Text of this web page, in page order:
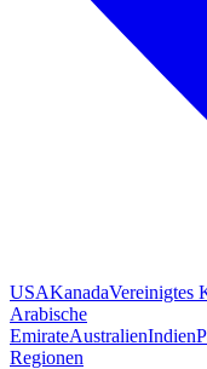
USAKanadaVereinigtes
Arabische
EmirateAustralienIndien
Regionen